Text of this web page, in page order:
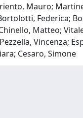
Mauro;
Federica;
Matteo;
Vincenza;
Cesaro, Simone